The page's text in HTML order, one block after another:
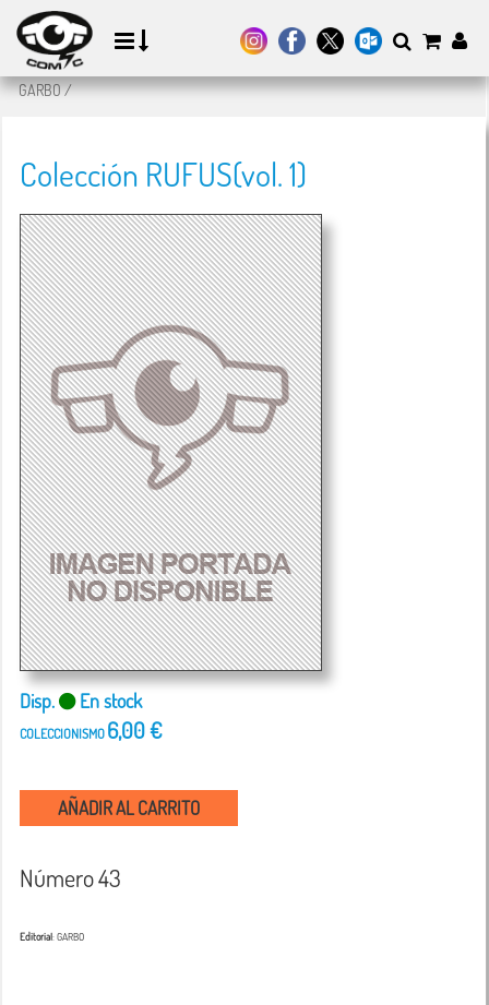
GARBO/
Colección RUFUS(vol. 1)
Disp. En stock
COLECCIONISMO6,00 €
AÑADIR AL CARRITO
Número 43
Editorial: GARBO